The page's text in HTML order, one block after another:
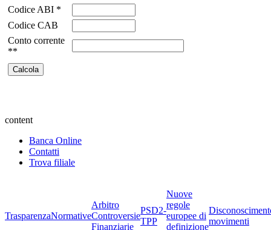
Codice ABI *
Codice CAB
Conto corrente
**
content
Banca Online
Contatti
Trova filiale
TrasparenzaNormative
Arbitro
Controversie
Finanziarie
PSD2-
TPP
Nuove
regole
europee di
definizione
movimenti